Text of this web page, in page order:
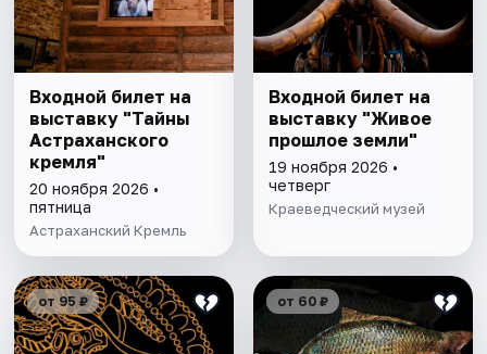
Входной билет на
выставку "Тайны
Астраханского
кремля"
20 ноября 2026 •
пятница
Астраханский Кремль
Входной билет на
выставку "Живое
прошлое земли"
19 ноября 2026 •
четверг
Краеведческий музей
от 95 ₽ от 60 ₽